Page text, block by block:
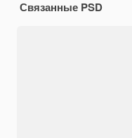
Связанные PSD